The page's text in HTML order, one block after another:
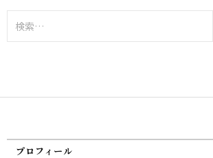
索:
プロフィール